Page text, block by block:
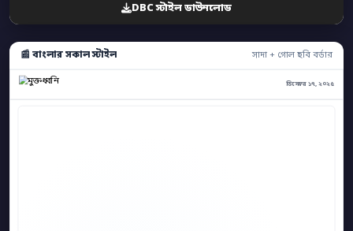
DBC স্টাইল ডাউনলোড
📰 বাংলার সকাল স্টাইল সাদা + গোল ছবি বর্ডার
ডিসেম্বর ১৭, ২০২৫